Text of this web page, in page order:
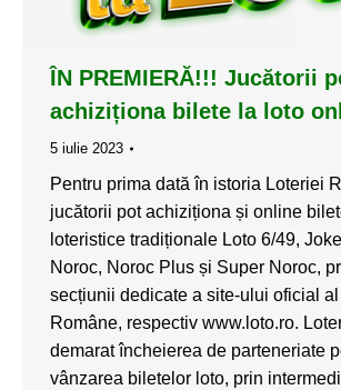
ÎN PREMIERĂ!!! Jucătorii
achiziționa bilete la loto
5 iulie 2023
Pentru prima dată în istoria Loteriei
jucătorii pot achiziționa și online
loteristice tradiționale Loto 6/49,
Noroc, Noroc Plus și Super Noroc,
secțiunii dedicate a site-ului oficial
Române, respectiv www.loto.ro.
demarat încheierea de parteneriate
vânzarea biletelor loto, prin